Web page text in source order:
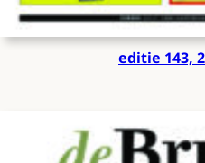
editie 143,